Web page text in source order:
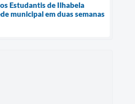
Estudantis de Ilhabela
municipal em duas semanas